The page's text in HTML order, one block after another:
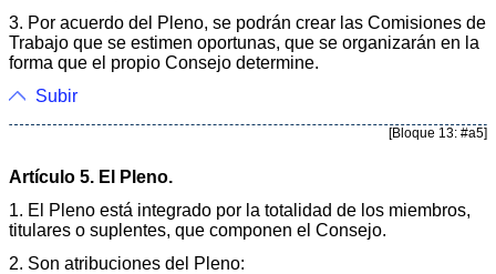
3. Por acuerdo del Pleno, se podrán crear las Comisiones de
Trabajo que se estimen oportunas, que se organizarán en la
forma que el propio Consejo determine.
Subir
[Bloque 13: #a5]
Artículo 5. El Pleno.
1. El Pleno está integrado por la totalidad de los miembros,
titulares o suplentes, que componen el Consejo.
2. Son atribuciones del Pleno: